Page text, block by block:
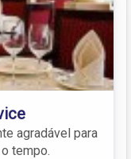
agradável para
tempo.